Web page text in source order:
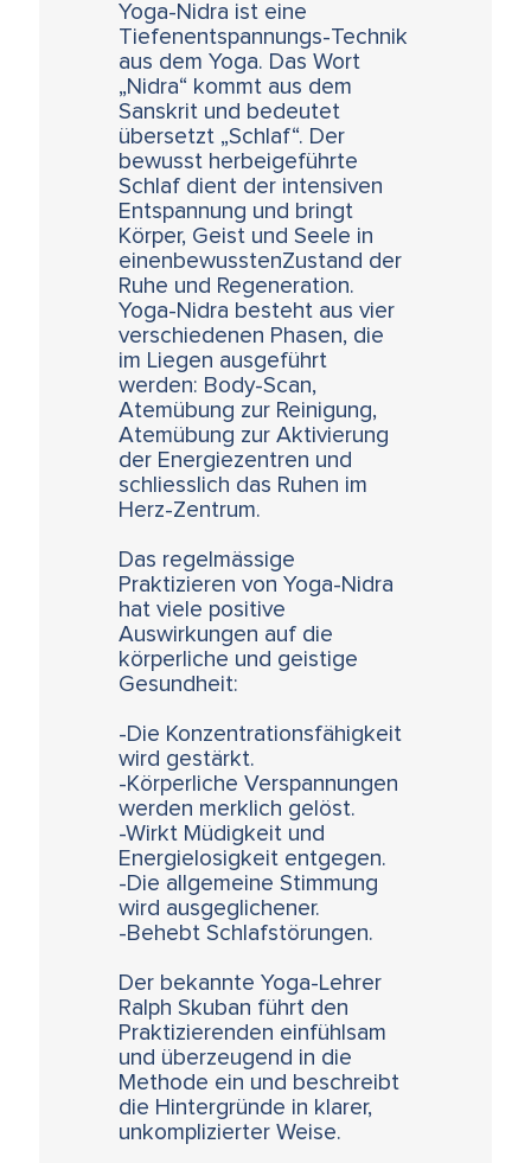
Yoga-Nidra ist eine
Tiefenentspannungs-Technik
aus dem Yoga. Das Wort
„Nidra“ kommt aus dem
Sanskrit und bedeutet
übersetzt „Schlaf“. Der
bewusst herbeigeführte
Schlaf dient der intensiven
Entspannung und bringt
Körper, Geist und Seele in
einenbewusstenZustand der
Ruhe und Regeneration.
Yoga-Nidra besteht aus vier
verschiedenen Phasen, die
im Liegen ausgeführt
werden: Body-Scan,
Atemübung zur Reinigung,
Atemübung zur Aktivierung
der Energiezentren und
schliesslich das Ruhen im
Herz-Zentrum.
Das regelmässige
Praktizieren von Yoga-Nidra
hat viele positive
Auswirkungen auf die
körperliche und geistige
Gesundheit:
-Die Konzentrationsfähigkeit
wird gestärkt.
-Körperliche Verspannungen
werden merklich gelöst.
-Wirkt Müdigkeit und
Energielosigkeit entgegen.
-Die allgemeine Stimmung
wird ausgeglichener.
-Behebt Schlafstörungen.
Der bekannte Yoga-Lehrer
Ralph Skuban führt den
Praktizierenden einfühlsam
und überzeugend in die
Methode ein und beschreibt
die Hintergründe in klarer,
unkomplizierter Weise.